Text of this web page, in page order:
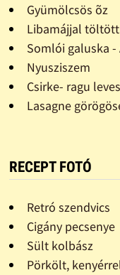
Gyümölcsös õz
Libamájjal
Somlói galuska
Nyusziszem
Csirke- ragu leves
Lasagne
RECEPT FOTÓ
Retró szendvics
Cigány pecsenye
Sült kolbász
Pörkölt,